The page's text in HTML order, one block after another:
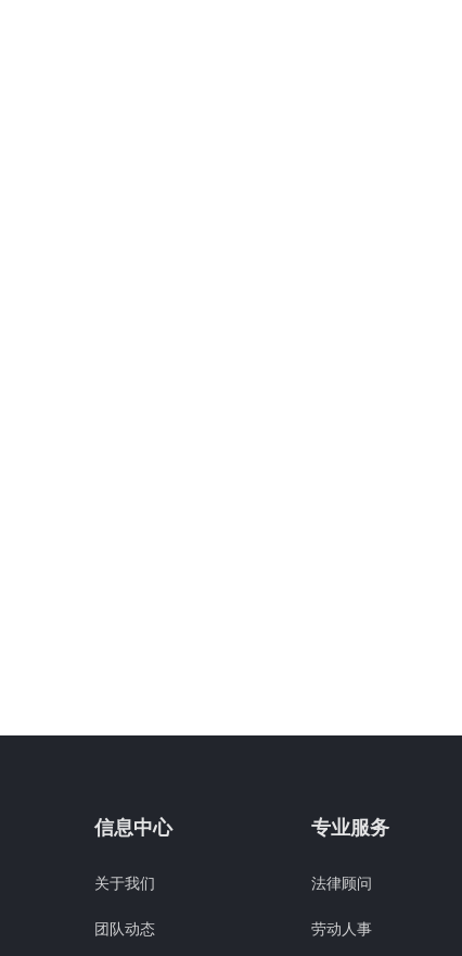
信息中心
关于我们
团队动态
专业服务
法律顾问
劳动人事